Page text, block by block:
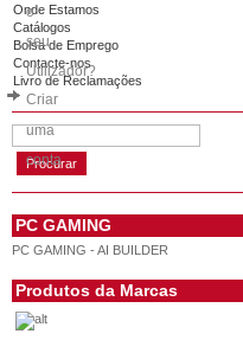
o
seu
Utilizador?
Criar
uma
conta
Onde Estamos
Catálogos
Bolsa de Emprego
Contacte-nos
Livro de Reclamações
PC GAMING
PC GAMING - AI BUILDER
Produtos da Marcas